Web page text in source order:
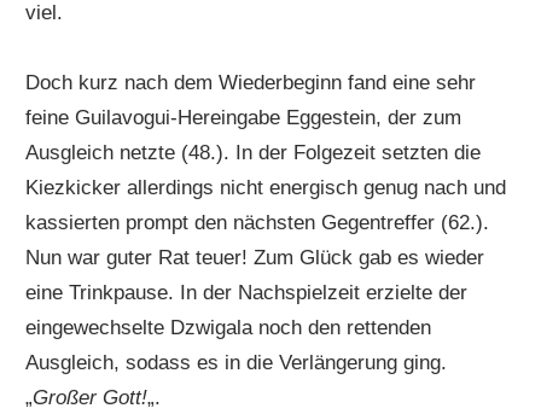
viel.
Doch kurz nach dem Wiederbeginn fand eine sehr
feine Guilavogui-Hereingabe Eggestein, der zum
Ausgleich netzte (48.). In der Folgezeit setzten die
Kiezkicker allerdings nicht energisch genug nach und
kassierten prompt den nächsten Gegentreffer (62.).
Nun war guter Rat teuer! Zum Glück gab es wieder
eine Trinkpause. In der Nachspielzeit erzielte der
eingewechselte Dzwigala noch den rettenden
Ausgleich, sodass es in die Verlängerung ging.
„Großer Gott!„.